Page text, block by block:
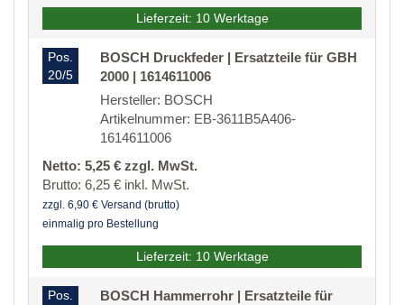
Lieferzeit: 10 Werktage
Pos.
20/5
BOSCH Druckfeder | Ersatzteile für GBH
2000 | 1614611006
Hersteller: BOSCH
Artikelnummer: EB-3611B5A406-
1614611006
Netto: 5,25 € zzgl. MwSt.
Brutto: 6,25 € inkl. MwSt.
zzgl. 6,90 € Versand (brutto)
einmalig pro Bestellung
Lieferzeit: 10 Werktage
Pos.
BOSCH Hammerrohr | Ersatzteile für